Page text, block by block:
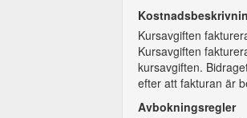
Kursavgiften
Kursavgiften
kursavgiften.
efter att fakturan är
Avbokningsregler